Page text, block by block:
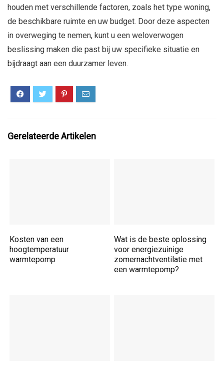
houden met verschillende factoren, zoals het type woning,
de beschikbare ruimte en uw budget. Door deze aspecten
in overweging te nemen, kunt u een weloverwogen
beslissing maken die past bij uw specifieke situatie en
bijdraagt aan een duurzamer leven.
Gerelateerde Artikelen
Kosten van een
hoogtemperatuur
warmtepomp
Wat is de beste oplossing
voor energiezuinige
zomernachtventilatie met
een warmtepomp?